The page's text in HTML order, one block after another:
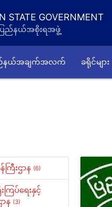
STATE GOVERNMENT
ပြည်နယ်အစိုးရအဖွဲ့
ည်နယ်အချက်အလက် ခရိုင်များ
ကြီးဌာန (6)
ြပ်ရေးနှင့်
န (3)